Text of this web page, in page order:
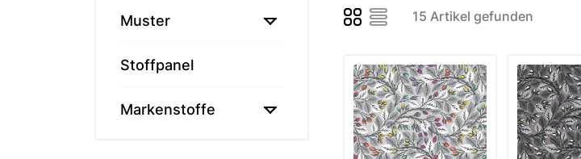
Muster 
Stoffpanel
Markenstoffe 
15 Artikel gefunden